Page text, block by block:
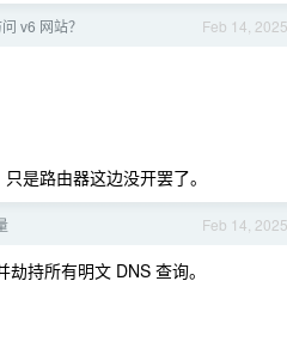
Feb 14, 2025
v6 网站？
是路由器这边没开罢了。
Feb 14, 2025
持所有明文 DNS 查询。